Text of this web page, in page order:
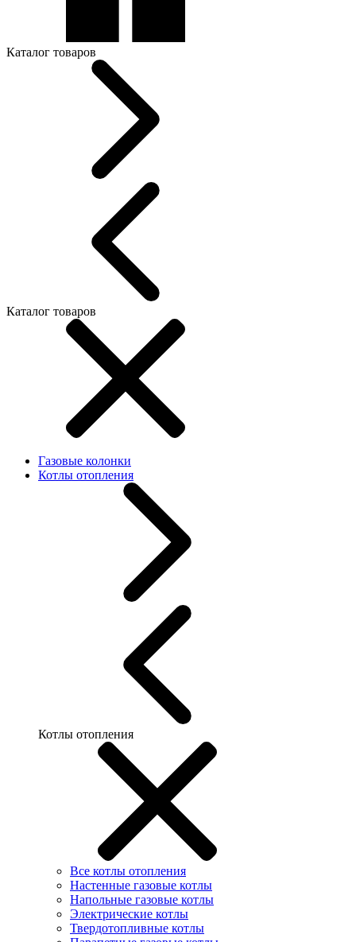
Каталог товаров
Каталог товаров
Газовые колонки
Котлы отопления
Котлы отопления
Все котлы отопления
Настенные газовые котлы
Напольные газовые котлы
Электрические котлы
Твердотопливные котлы